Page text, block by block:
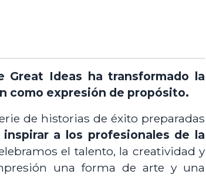
Great Ideas ha transformado la
como expresión de propósito.
de historias de éxito preparadas
inspirar a los profesionales de la
el talento, la creatividad y
una forma de arte y una